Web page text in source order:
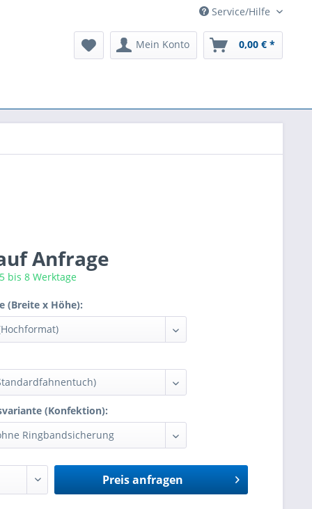
Service/Hilfe
Mein Konto 0,00 € *
Anfrage
bis 8 Werktage
(Breite x Höhe):
(Konfektion):
Preis anfragen